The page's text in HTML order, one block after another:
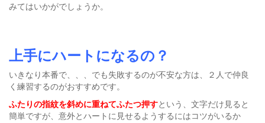
みてはいかがでしょうか。
上手にハートになるの？
いきなり本番で、、、でも失敗するのが不安な方は、２人で仲良
く練習するのがおすすめです。
ふたりの指紋を斜めに重ねてふたつ押すという、文字だけ見ると
簡単ですが、意外とハートに見せるようするにはコツがいるか